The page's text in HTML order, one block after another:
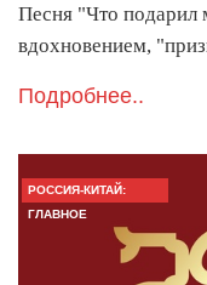
Песня "Что подарил
вдохновением,
Подробнее..
РОССИЯ-КИТАЙ:
ГЛАВНОЕ